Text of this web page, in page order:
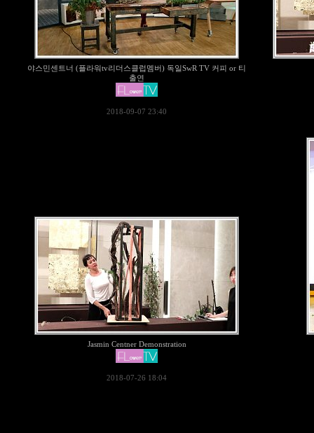
야스민센트너 (플라워tv리더스클럽멤버) 독일SwR TV 커피 or 티
출연
2018-09-07 23:40
Jasmin Centner Demonstration
2018-07-26 18:04